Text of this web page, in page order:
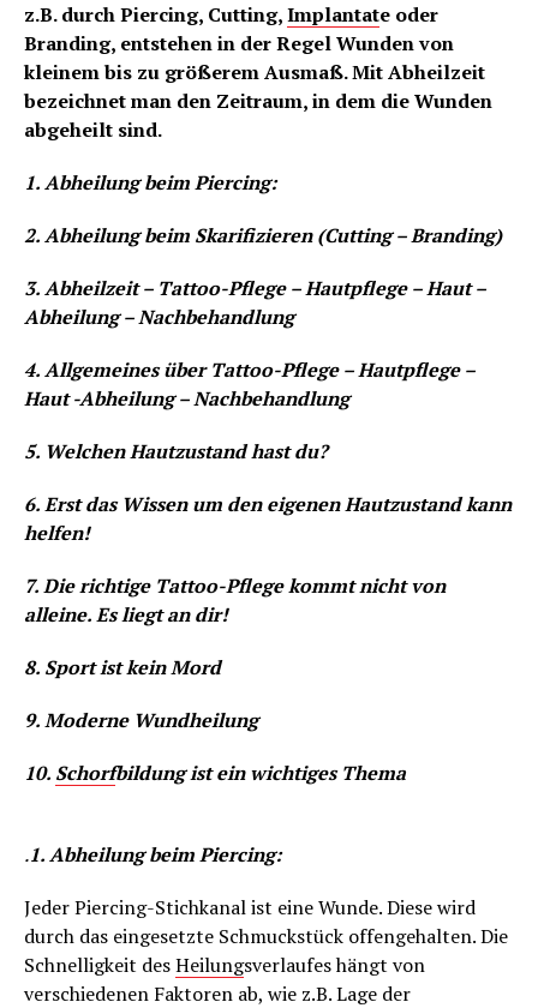
z.B. durch Piercing, Cutting,Implantate oder
Branding, entstehen in der Regel Wunden von
kleinem bis zu größerem Ausmaß. Mit Abheilzeit
bezeichnet man den Zeitraum, in dem die Wunden
abgeheilt sind.
1. Abheilung beim Piercing:
2. Abheilung beim Skarifizieren (Cutting – Branding)
3. Abheilzeit – Tattoo-Pflege – Hautpflege – Haut –
Abheilung – Nachbehandlung
4. Allgemeines über Tattoo-Pflege – Hautpflege –
Haut -Abheilung – Nachbehandlung
5. Welchen Hautzustand hast du?
6. Erst das Wissen um den eigenen Hautzustand kann
helfen!
7. Die richtige Tattoo-Pflege kommt nicht von
alleine. Es liegt an dir!
8. Sport ist kein Mord
9. Moderne Wundheilung
10. Schorfbildung ist ein wichtiges Thema
.1. Abheilung beim Piercing:
Jeder Piercing-Stichkanal ist eine Wunde. Diese wird
durch das eingesetzte Schmuckstück offengehalten. Die
Schnelligkeit desHeilungsverlaufes hängt von
verschiedenen Faktoren ab, wie z.B. Lage der